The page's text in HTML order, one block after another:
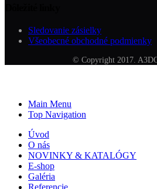
Sledovanie zásielky
Všeobecné obchodné podmienky
© Copyright 2017.
Main Menu
Top Navigation
Úvod
O nás
NOVINKY & KATALÓGY
E-shop
Galéria
Referencie